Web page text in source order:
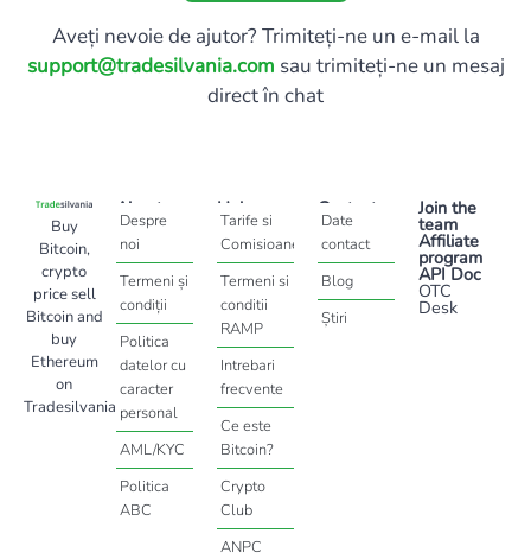
Aveți nevoie de ajutor? Trimiteți-ne un e-mail la
support@tradesilvania.com sau trimiteți-ne un mesaj
direct în chat
Buy
Bitcoin,
crypto
price sell
Bitcoin and
buy
Ethereum
on
Tradesilvania
About
Despre
noi
Termeni și
condiții
Politica
datelor cu
caracter
personal
AML/KYC
Politica
ABC
Help
Tarife si
Comisioane
Termeni si
conditii
RAMP
Intrebari
frecvente
Ce este
Bitcoin?
Crypto
Club
ANPC
Contact
Date
contact
Blog
Știri
Join the
team
Affiliate
program
API Doc
OTC
Desk